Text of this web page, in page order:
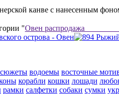
канве с нанесенным
"Овен распродажа
сюжеты водоемы восточные
корабли кошки лошади
рамки салфетки собаки сумки